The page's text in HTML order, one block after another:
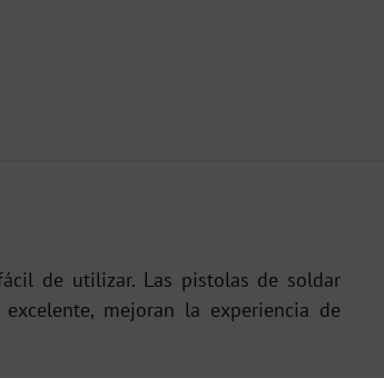
de utilizar. Las pistolas de soldar
mejoran la experiencia de